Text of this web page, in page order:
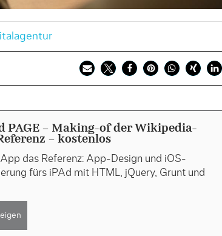
PAGE - Making-of der Wikipedia-
- kostenlos
das Referenz: App-Design und iOS-
fürs iPAd mit HTML, jQuery, Grunt und